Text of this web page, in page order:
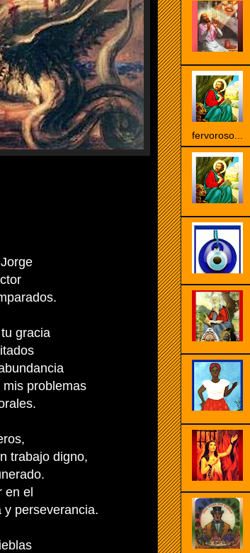
gracia
problemas
trabajo digno,
en el
y perseverancia.
fervoroso...